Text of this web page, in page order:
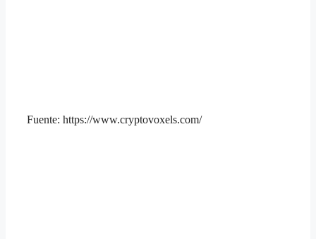
Fuente: https://www.cryptovoxels.com/